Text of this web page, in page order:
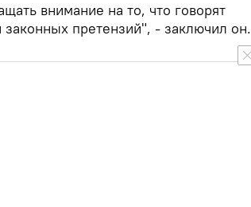
внимание на то, что говорят
претензий", - заключил он.